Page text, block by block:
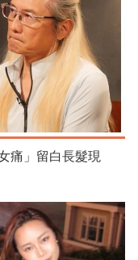
痛」留白長髮現